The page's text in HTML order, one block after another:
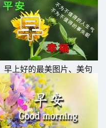
早上好的最美图片、美句